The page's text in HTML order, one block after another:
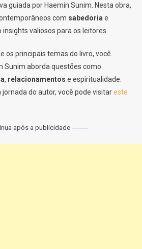
guiada por Haemin Sunim. Nesta obra,
com sabedoria e
valiosos para os leitores.
e os principais temas do livro, você
Sunim aborda questões como
, relacionamentos e espiritualidade.
jornada do autor, você pode visitareste
após a publicidade --------